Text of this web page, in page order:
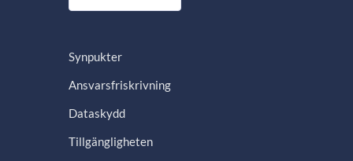
Synpukter
Ansvarsfriskrivning
Dataskydd
Tillgängligheten